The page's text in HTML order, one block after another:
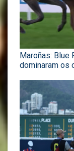
Maroñas:
dominaram os